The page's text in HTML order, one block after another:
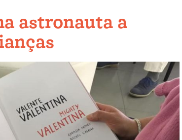
astronauta a